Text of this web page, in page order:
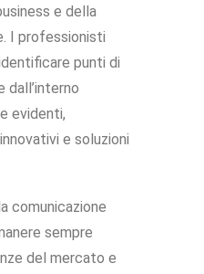
e della
I professionisti
punti di
dall’interno
evidenti,
e soluzioni
comunicazione
sempre
del mercato e